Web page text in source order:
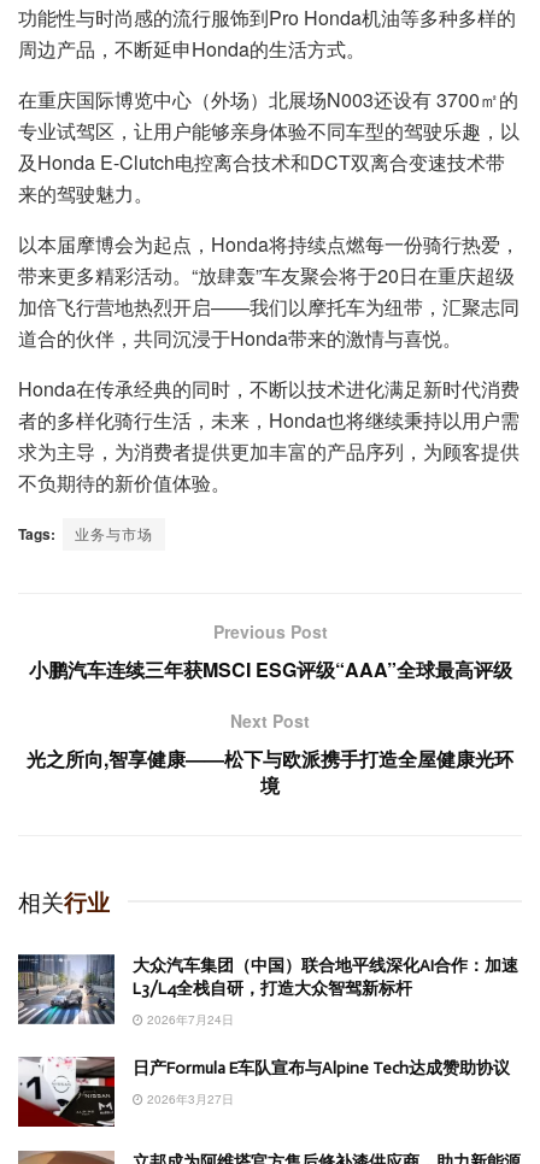
功能性与时尚感的流行服饰到Pro Honda机油等多种多样的
周边产品，不断延申Honda的生活方式。
在重庆国际博览中心（外场）北展场N003还设有 3700㎡的
专业试驾区，让用户能够亲身体验不同车型的驾驶乐趣，以
及Honda E-Clutch电控离合技术和DCT双离合变速技术带
来的驾驶魅力。
以本届摩博会为起点，Honda将持续点燃每一份骑行热爱，
带来更多精彩活动。“放肆轰”车友聚会将于20日在重庆超级
加倍飞行营地热烈开启——我们以摩托车为纽带，汇聚志同
道合的伙伴，共同沉浸于Honda带来的激情与喜悦。
Honda在传承经典的同时，不断以技术进化满足新时代消费
者的多样化骑行生活，未来，Honda也将继续秉持以用户需
求为主导，为消费者提供更加丰富的产品序列，为顾客提供
不负期待的新价值体验。
Tags: 业务与市场
Previous Post
小鹏汽车连续三年获MSCI ESG评级“AAA”全球最高评级
Next Post
光之所向,智享健康——松下与欧派携手打造全屋健康光环
境
相关行业
大众汽车集团（中国）联合地平线深化AI合作：加速
L3/L4全栈自研，打造大众智驾新标杆
2026年7月24日
日产Formula E车队宣布与Alpine Tech达成赞助协议
2026年3月27日